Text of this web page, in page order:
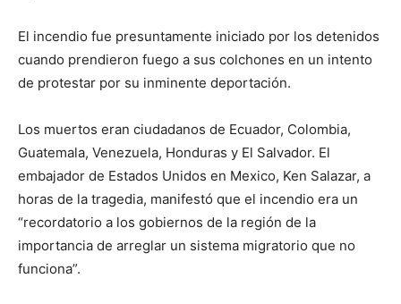
El incendio fue presuntamente iniciado por los detenidos
cuando prendieron fuego a sus colchones en un intento
de protestar por su inminente deportación.
Los muertos eran ciudadanos de Ecuador, Colombia,
Guatemala, Venezuela, Honduras y El Salvador. El
embajador de Estados Unidos en Mexico, Ken Salazar, a
horas de la tragedia, manifestó que el incendio era un
“recordatorio a los gobiernos de la región de la
importancia de arreglar un sistema migratorio que no
funciona”.